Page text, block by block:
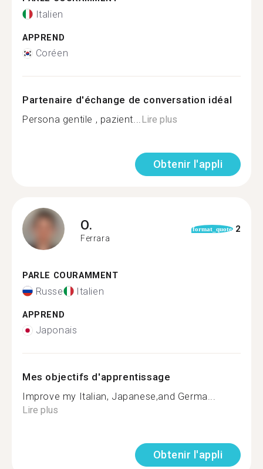
Italien
APPREND
Coréen
Partenaire d'échange de conversation idéal
Persona gentile , pazient...Lire plus
Obtenir l'appli
O.
Ferrara
format_quote 2
PARLE COURAMMENT
Russe Italien
APPREND
Japonais
Mes objectifs d'apprentissage
Improve my Italian, Japanese,and Germa...
Lire plus
Obtenir l'appli